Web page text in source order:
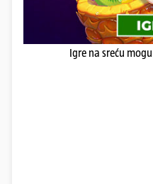
Igre na sreću